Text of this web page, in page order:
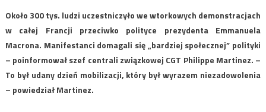
Około 300 tys. ludzi uczestniczyło we wtorkowych demonstracjach
w całej Francji przeciwko polityce prezydenta Emmanuela
Macrona. Manifestanci domagali się „bardziej społecznej” polityki
– poinformował szef centrali związkowej CGT Philippe Martinez. –
To był udany dzień mobilizacji, który był wyrazem niezadowolenia
– powiedział Martinez.